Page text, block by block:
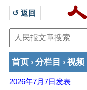
↺ 返回
首页 › 分栏目 › 视频
2026年7月7日 发表